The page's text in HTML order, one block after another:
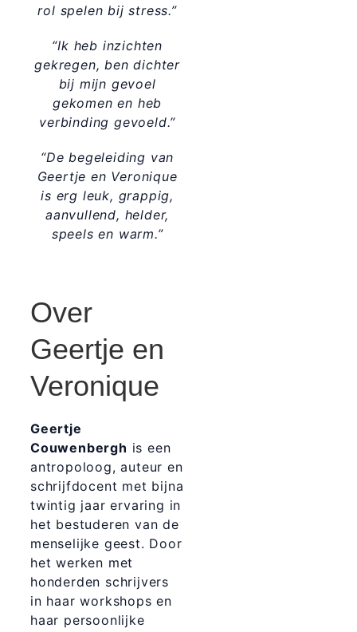
rol spelen bij stress.”
“Ik heb inzichten
gekregen, ben dichter
bij mijn gevoel
gekomen en heb
verbinding gevoeld.”
“De begeleiding van
Geertje en Veronique
is erg leuk, grappig,
aanvullend, helder,
speels en warm.”
Over
Geertje en
Veronique
Geertje
Couwenbergh is een
antropoloog, auteur en
schrijfdocent met bijna
twintig jaar ervaring in
het bestuderen van de
menselijke geest. Door
het werken met
honderden schrijvers
in haar workshops en
haar persoonlijke